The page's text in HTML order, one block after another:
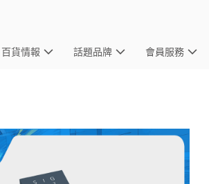
百貨情報 話題品牌 會員服務